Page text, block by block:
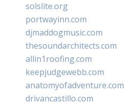
solslite.org
portwayinn.com
djmaddogmusic.com
thesoundarchitects.com
allin1roofing.com
keepjudgewebb.com
anatomyofadventure.com
drivancastillo.com